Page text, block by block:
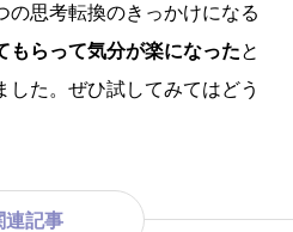
の思考転換のきっかけになる
もらって気分が楽になったと
た。ぜひ試してみてはどう
連記事